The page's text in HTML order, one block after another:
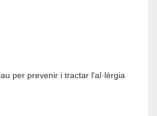
per prevenir i tractar l'al·lèrgia